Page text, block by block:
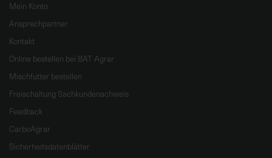
Mein Konto
Ansprechpartner
Kontakt
Online bestellen bei BAT Agrar
Mischfutter bestellen
Freischaltung Sachkundenachweis
Feedback
CarboAgrar
Sicherheitsdatenblätter